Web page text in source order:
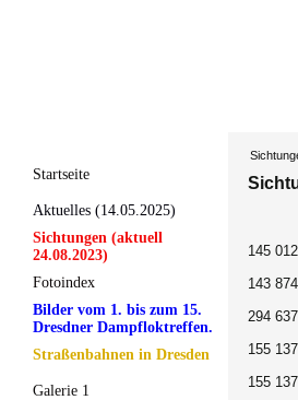
Startseite
Aktuelles (14.05.2025)
Sichtungen (aktuell
24.08.2023)
Fotoindex
Bilder vom 1. bis zum 15.
Dresdner Dampfloktreffen.
Straßenbahnen in Dresden
Galerie 1
145
143
294
155
155